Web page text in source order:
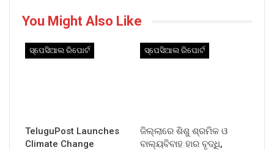
You Might Also Like
ସ୍ପେସିଆଲ ରିପୋର୍ଟ
TeluguPost Launches
Climate Change
ସ୍ପେସିଆଲ ରିପୋର୍ଟ
ଜିଲ୍ଲାରେ ଶିଶୁ ଶ୍ରମିକ ଓ
ବାଲ୍ୟବିବାହ ହାର ବୃଦ୍ଧି,